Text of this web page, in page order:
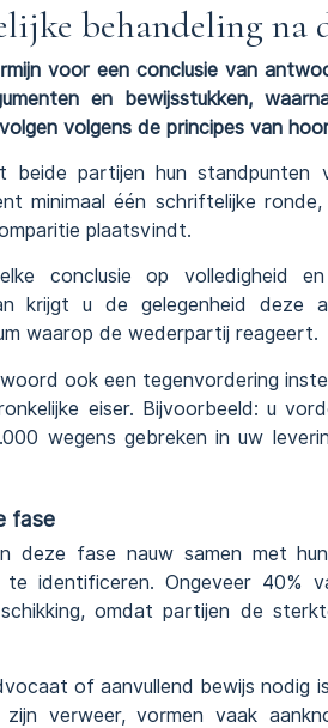
behandeling na
voor een conclusie van
en bewijsstukken,
volgens de principes van
partijen hun standpunten
minimaal één schriftelijke
plaatsvindt.
conclusie op volledigheid en
krijgt u de gelegenheid deze
waarop de wederpartij reageert.
ook een tegenvordering
eiser. Bijvoorbeeld: u
wegens gebreken in uw
fase
deze fase nauw samen met
identificeren. Ongeveer 40%
omdat partijen de
of aanvullend bewijs nodig
verweer, vormen vaak